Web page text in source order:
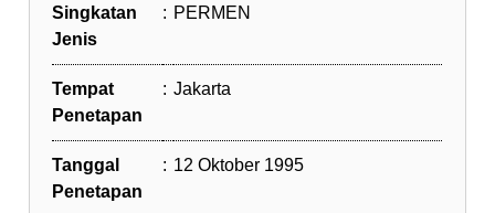
Singkatan
Jenis
: PERMEN
Tempat
Penetapan
: Jakarta
Tanggal
Penetapan
: 12 Oktober 1995